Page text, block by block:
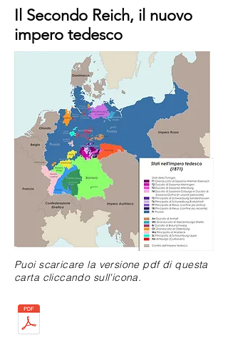
Il Secondo Reich, il nuovo
impero tedesco
Puoi scaricare la versione pdf di questa
carta cliccando sull'icona.